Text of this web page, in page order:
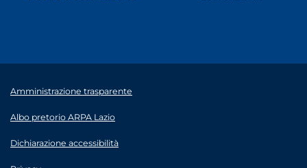
Amministrazione trasparente
Albo pretorio ARPA Lazio
Dichiarazione accessibilità